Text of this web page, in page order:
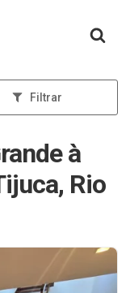
Filtrar
à
Rio